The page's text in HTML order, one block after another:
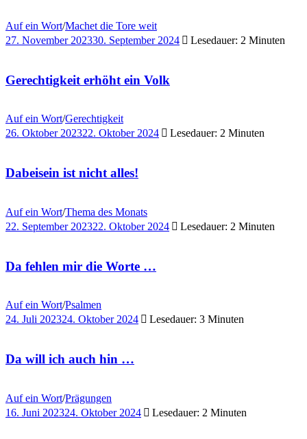
Auf ein Wort/Machet die Tore weit
27. November 202330. September 2024 Lesedauer: 2 Minuten
Gerechtigkeit erhöht ein Volk
Auf ein Wort/Gerechtigkeit
26. Oktober 202322. Oktober 2024 Lesedauer: 2 Minuten
Dabeisein ist nicht alles!
Auf ein Wort/Thema des Monats
22. September 202322. Oktober 2024 Lesedauer: 2 Minuten
Da fehlen mir die Worte …
Auf ein Wort/Psalmen
24. Juli 202324. Oktober 2024 Lesedauer: 3 Minuten
Da will ich auch hin …
Auf ein Wort/Prägungen
16. Juni 202324. Oktober 2024 Lesedauer: 2 Minuten